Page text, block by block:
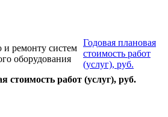
ремонту систем
оборудования
Годовая плановая
стоимость работ
(услуг), руб.
стоимость работ (услуг), руб.